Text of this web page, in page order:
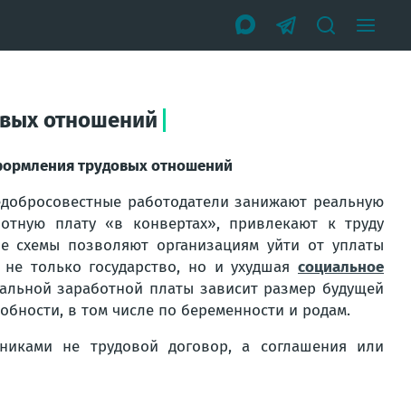
отношений
трудовых отношений
работодатели занижают реальную
плату «в конвертах», привлекают к труду
схемы позволяют организациям уйти от уплаты
только государство, но и ухудшая социальное
заработной платы зависит размер будущей
в том числе по беременности и родам.
не трудовой договор, а соглашения или